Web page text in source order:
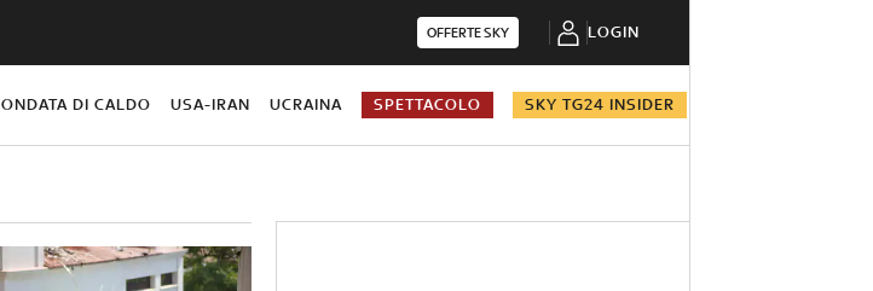
OFFERTE SKY LOGIN
ONDATA DI CALDO USA-IRAN UCRAINA SPETTACOLO SKY TG24 INSIDER